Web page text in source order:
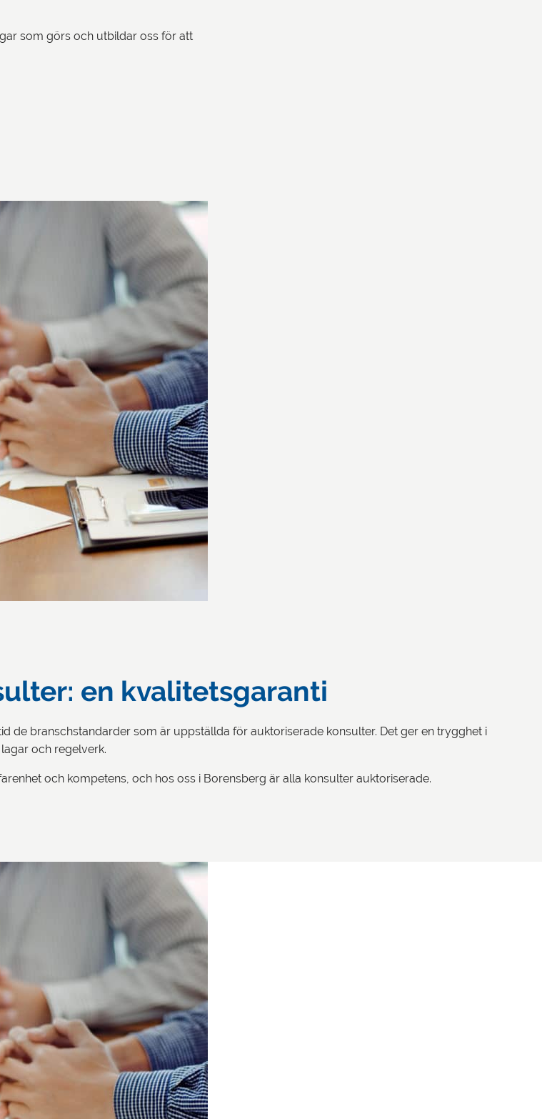
som görs och utbildar oss för att
en kvalitetsgaranti
de branschstandarder som är uppställda för auktoriserade konsulter. Det ger en trygghet i
och regelverk.
och kompetens, och hos oss i Borensberg är alla konsulter auktoriserade.